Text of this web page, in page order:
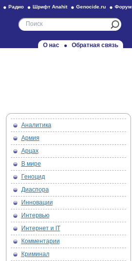
Радио Шрифт Anahit Genocide.ru Форум
О нас Обратная связь
Аналитика
Армия
Арцах
В мире
Геноцид
Диаспора
Инновации
Интервью
Интернет и IT
Комментарии
Криминал